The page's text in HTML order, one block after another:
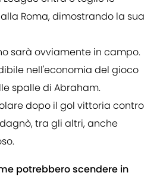
Roma, dimostrando la sua
sarà ovviamente in campo.
nell'economia del gioco
spalle di Abraham.
dopo il gol vittoria contro
tra gli altri, anche
potrebbero scendere in